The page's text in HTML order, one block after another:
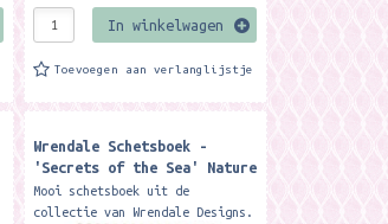
In winkelwagen
Toevoegen aan verlanglijstje
Wrendale Schetsboek -
'Secrets of the Sea' Nature
Sketchbook
Mooi schetsboek uit de
collectie van Wrendale Designs.